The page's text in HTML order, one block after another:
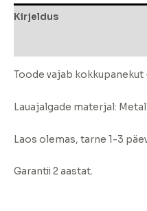
Kirjeldus
Toode vajab kokkupanekut
Lauajalgade materjal: Metall
Laos olemas, tarne 1-3
Garantii 2 aastat.